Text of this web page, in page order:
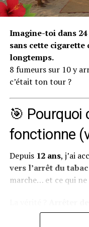
n’arrives pas à
Pourquoi
mal (et
dangereux)
Notre cerveau est
extraordinaire. Il
de l’énergie et à
dans un état de
tristesse, de
découragement —
cet état comme
psychologie une
Imagine-toi dans
sans cette
longtemps.
8 fumeurs sur 10 y
c’était ton tour ?
🎯
fonctionne
Depuis 12 ans, j’ai
vers l’arrêt du tabac
marche… et ce qui ne
question de volonté.